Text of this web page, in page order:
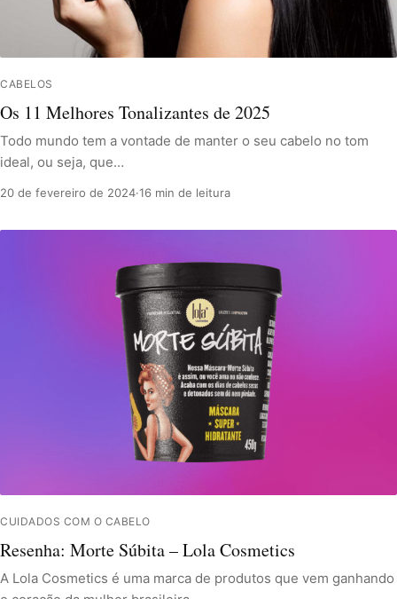
CABELOS
Os 11 Melhores Tonalizantes de 2025
Todo mundo tem a vontade de manter o seu cabelo no tom
ideal, ou seja, que…
20 de fevereiro de 2024·16 min de leitura
CUIDADOS COM O CABELO
Resenha: Morte Súbita – Lola Cosmetics
A Lola Cosmetics é uma marca de produtos que vem ganhando